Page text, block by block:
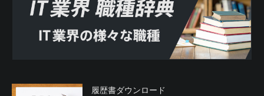
履歴書ダウンロード